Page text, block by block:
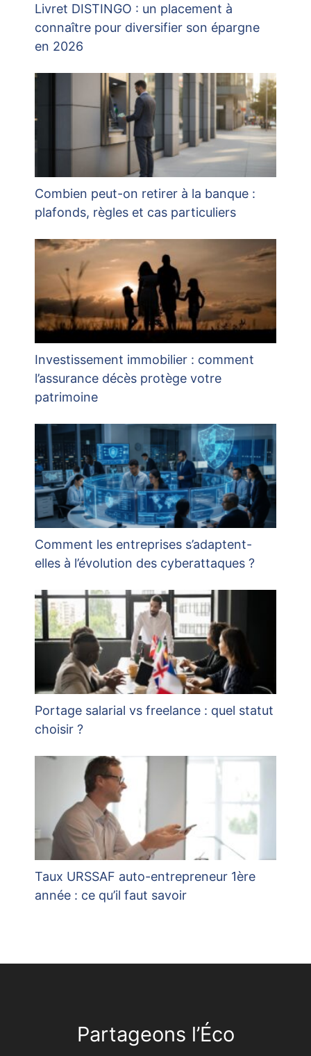
Livret DISTINGO : un placement à
connaître pour diversifier son épargne
en 2026
Combien peut-on retirer à la banque :
plafonds, règles et cas particuliers
Investissement immobilier : comment
l’assurance décès protège votre
patrimoine
Comment les entreprises s’adaptent-
elles à l’évolution des cyberattaques ?
Portage salarial vs freelance : quel statut
choisir ?
Taux URSSAF auto-entrepreneur 1ère
année : ce qu’il faut savoir
Partageons l’Éco